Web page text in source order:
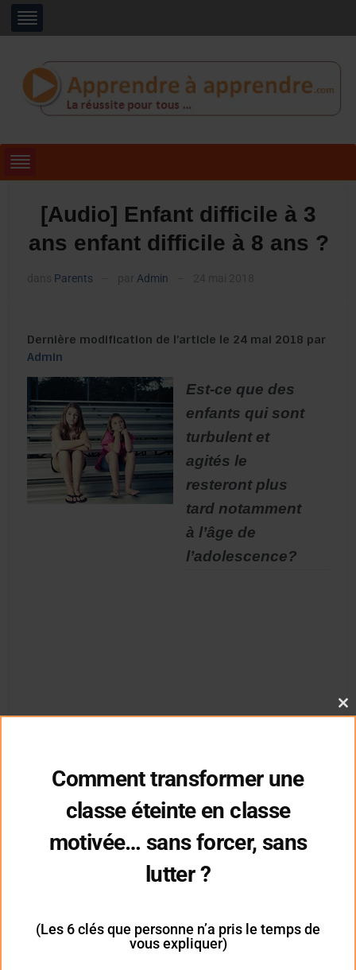
[Audio] Enfant difficile à 3
ans enfant difficile à 8 ans ?
Parents Admin
Dernière modification de l’article le 24 mai 2018 par
Admin
Est-ce que des
enfants qui sont
turbulent et
agités le
resteront plus
tard notamment
à l’âge de
l’adolescence?
l’université Louvin
– 1 min 55 –
Isabelle ROSKAM
est Professeure de psychologie et
recherche à l’Université catholique de Louvain.
Comment transformer une
classe éteinte en classe
motivée… sans forcer, sans
lutter ?
(Les 6 clés que personne n’a pris le temps de
vous expliquer)